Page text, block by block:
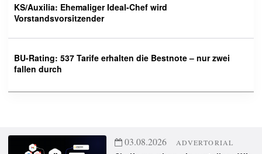
KS/Auxilia: Ehemaliger Ideal-Chef wird
Vorstandsvorsitzender
BU-Rating: 537 Tarife erhalten die Bestnote – nur zwei
fallen durch
03.08.2026 ADVERTORIAL